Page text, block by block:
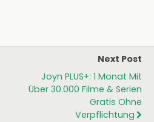
Next Post
Joyn PLUS+: 1 Monat Mit
Über 30.000 Filme & Serien
Gratis Ohne
Verpflichtung